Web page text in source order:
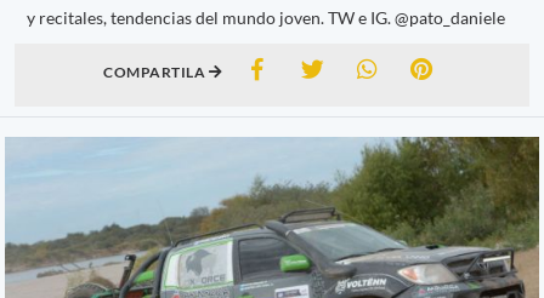
y recitales, tendencias del mundo joven. TW e IG. @pato_daniele
COMPARTILA